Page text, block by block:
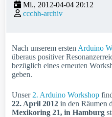
Mi., 2012-04-04 20:12
ccchh-archiv
Nach unserem ersten Arduino
überaus positiver
bezüglich eines erneuten
geben.
Unser 2. Arduino Workshop
22. April 2012 in den Räumen
Mexikoring 21, in Hamburg